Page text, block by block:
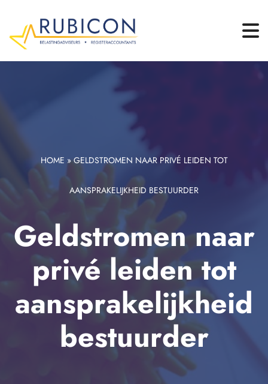
HOME »GELDSTROMEN NAAR PRIVÉ LEIDEN TOT
AANSPRAKELIJKHEID BESTUURDER
Geldstromen naar
privé leiden tot
aansprakelijkheid
bestuurder